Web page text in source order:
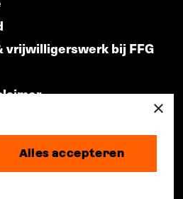
vrijwilligerswerk bij FFG
made by
×
Alles accepteren